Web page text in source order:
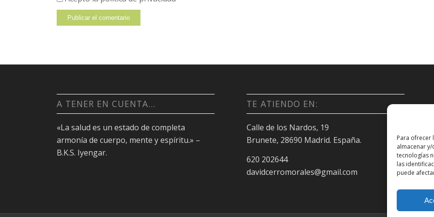
Para ofrecer
almacenar
tecnologías
las
puede
A TENER EN CUENTA…
«La salud es un estado de completa
armonía de cuerpo, mente y espíritu.» –
B.K.S. Iyengar.
TE ATIENDO EN:
Calle de los Nardos, 19
Brunete, 28690 Madrid. España.
620 202644
davidcerromorales@gmail.com